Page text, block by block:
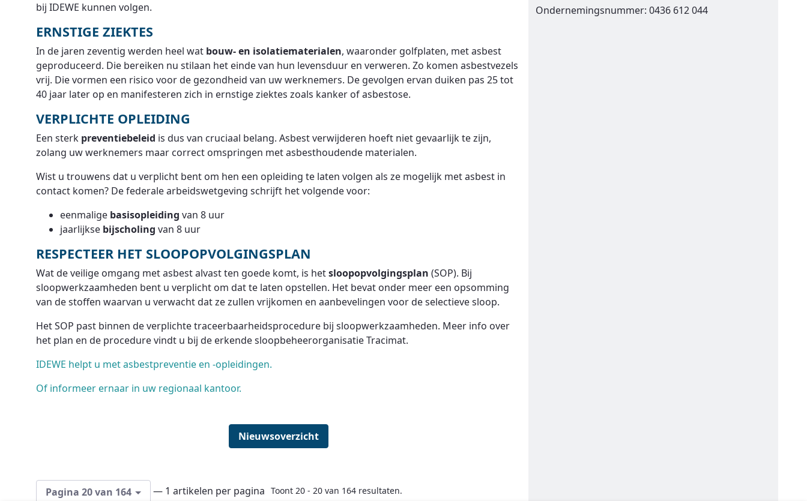
bij IDEWE kunnen volgen.
ERNSTIGE ZIEKTES
In de jaren zeventig werden heel wat bouw- en isolatiematerialen, waaronder golfplaten, met asbest
geproduceerd. Die bereiken nu stilaan het einde van hun levensduur en verweren. Zo komen asbestvezels
vrij. Die vormen een risico voor de gezondheid van uw werknemers. De gevolgen ervan duiken pas 25 tot
40 jaar later op en manifesteren zich in ernstige ziektes zoals kanker of asbestose.
VERPLICHTE OPLEIDING
Een sterk preventiebeleid is dus van cruciaal belang. Asbest verwijderen hoeft niet gevaarlijk te zijn,
zolang uw werknemers maar correct omspringen met asbest­houdende materialen.
Wist u trouwens dat u verplicht bent om hen een opleiding te laten volgen als ze mogelijk met asbest in
contact komen? De federale arbeidswetgeving schrijft het volgende voor:
eenmalige basisopleiding van 8 uur
jaarlijkse bijscholing van 8 uur
RESPECTEER HET SLOOPOPVOLGINGSPLAN
Wat de veilige omgang met asbest alvast ten goede komt, is hetsloopopvolgingsplan (SOP). Bij
sloopwerkzaamheden bent u verplicht om dat te laten opstellen. Het bevat onder meer een opsomming
van de stoffen waarvan u verwacht dat ze zullen vrijkomen en aanbevelingen voor de selectieve sloop.
Het SOP past binnen de verplichte traceerbaarheidsprocedure bij sloopwerkzaamheden. Meer info over
het plan en de procedure vindt u bij de erkende sloop­beheerorganisatie Tracimat.
IDEWE helpt u met asbestpreventie en -opleidingen.
Of informeer ernaar in uw regionaal kantoor.
Nieuwsoverzicht
Pagina 20 van 164 — 1 artikelen per pagina Toont 20 - 20 van 164 resultaten.
Ondernemingsnummer: 0436 612 044